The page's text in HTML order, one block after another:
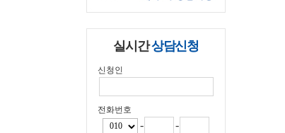
실시간상담신청
신청인
전화번호
- -